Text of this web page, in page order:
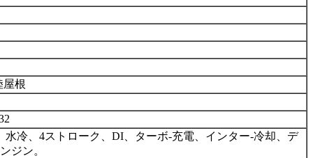
屋根
水冷、4ストローク、DI、ターボ-充電、インター-冷却、デ
ジン。